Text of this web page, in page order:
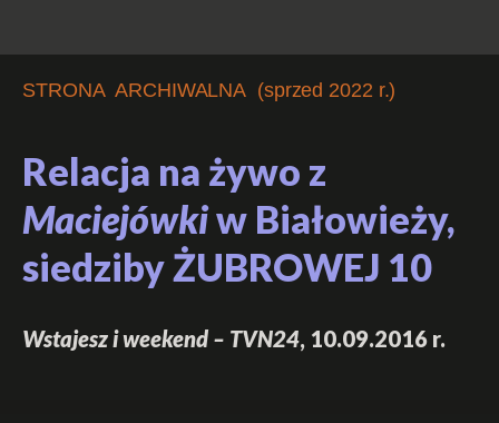
STRONA ARCHIWALNA (sprzed 2022 r.)
Relacja na żywo z
Maciejówkiw Białowieży,
siedziby ŻUBROWEJ 10
Wstajesz i weekend – TVN24, 10.09.2016 r.